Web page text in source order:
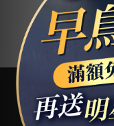
關於我們